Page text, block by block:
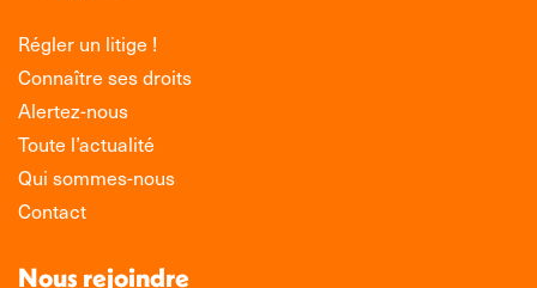
Régler un litige !
Connaître ses droits
Alertez-nous
Toute l’actualité
Qui sommes-nous
Contact
Nous rejoindre